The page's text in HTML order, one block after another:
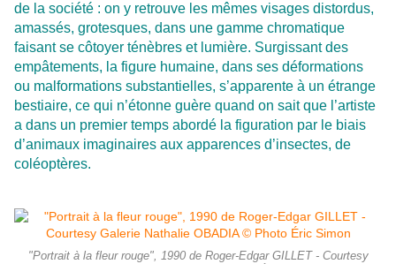
de la société : on y retrouve les mêmes visages distordus,
amassés, grotesques, dans une gamme chromatique
faisant se côtoyer ténèbres et lumière. Surgissant des
empâtements, la figure humaine, dans ses déformations
ou malformations substantielles, s’apparente à un étrange
bestiaire, ce qui n’étonne guère quand on sait que l’artiste
a dans un premier temps abordé la figuration par le biais
d’animaux imaginaires aux apparences d’insectes, de
coléoptères.
"Portrait à la fleur rouge", 1990 de Roger-Edgar GILLET - Courtesy